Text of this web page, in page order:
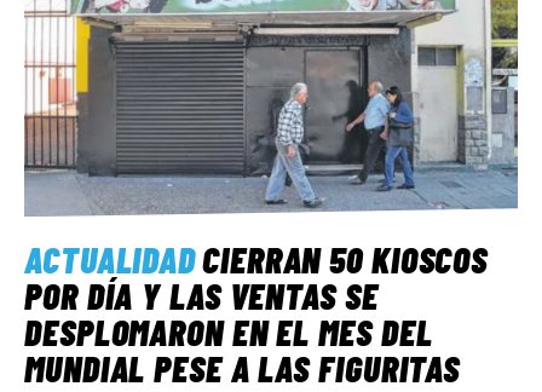
ACTUALIDADCIERRAN 50 KIOSCOS
POR DÍA Y LAS VENTAS SE
DESPLOMARON EN EL MES DEL
MUNDIAL PESE A LAS FIGURITAS